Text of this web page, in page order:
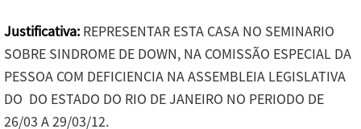
Justificativa: REPRESENTAR ESTA CASA NO SEMINARIO
SOBRE SINDROME DE DOWN, NA COMISSÃO ESPECIAL DA
PESSOA COM DEFICIENCIA NA ASSEMBLEIA LEGISLATIVA
DO DO ESTADO DO RIO DE JANEIRO NO PERIODO DE
26/03 A 29/03/12.